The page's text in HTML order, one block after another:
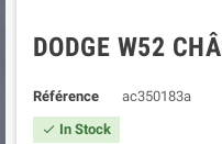
DODGE W52
Référence ac350183a
 In Stock